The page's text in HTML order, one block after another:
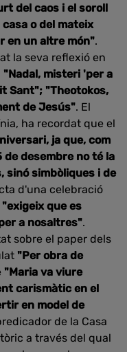
del caos i el soroll
o del mateix
en un altre món".
la seva reflexió en
"Nadal, misteri 'per a
Sant"; "Theotokos,
de Jesús". El
ha recordat que el
ja que, com
de desembre no té la
sinó simbòliques i de
d'una celebració
"exigeix que es
a nosaltres".
sobre el paper dels
"Per obra de
"Maria va viure
carismàtic en el
en model de
de la Casa
a través del qual